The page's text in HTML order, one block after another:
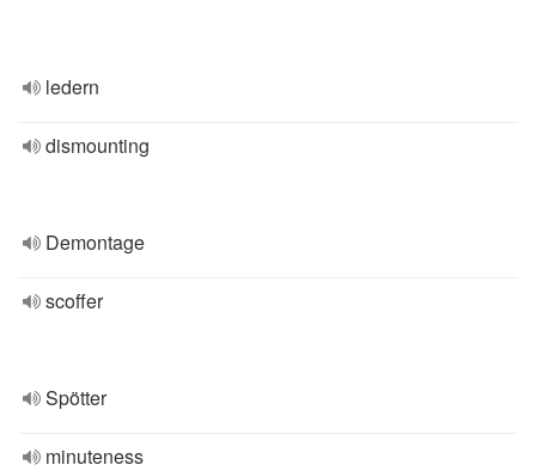
ledern
dismounting
Demontage
scoffer
Spötter
minuteness